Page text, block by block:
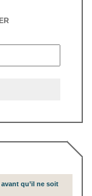
qu’il ne soit